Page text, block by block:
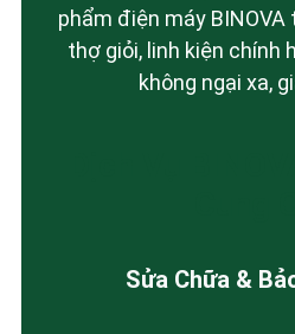
phẩm điện máy BINOVA
thợ giỏi, linh kiện chính
không ngại xa,
Sửa Chữa &